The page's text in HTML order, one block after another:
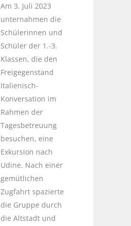
Am 3. Juli 2023
unternahmen die
Schülerinnen und
Schüler der 1.-3.
Klassen, die den
Freigegenstand
Italienisch-
Konversation im
Rahmen der
Tagesbetreuung
besuchen, eine
Exkursion nach
Udine. Nach einer
gemütlichen
Zugfahrt spazierte
die Gruppe durch
die Altstadt und